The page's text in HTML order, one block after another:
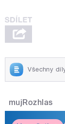
Všechny
mujRozhlas